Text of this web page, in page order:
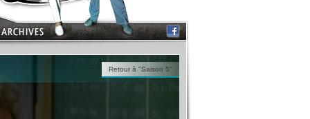
Retour à "Saison 5"